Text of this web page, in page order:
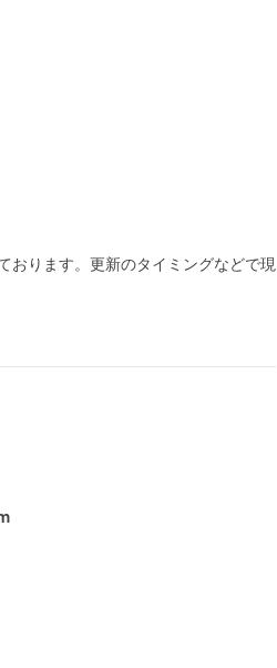
おります。更新のタイミングなどで現